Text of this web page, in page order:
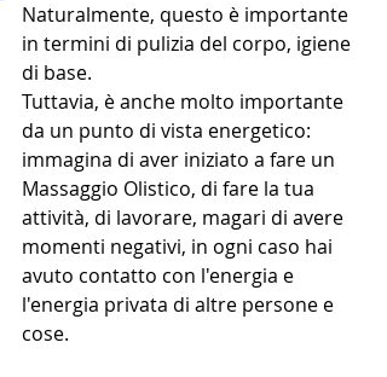
Naturalmente, questo è importante
in termini di pulizia del corpo, igiene
di base.
Tuttavia, è anche molto importante
da un punto di vista energetico:
immagina di aver iniziato a fare un
Massaggio Olistico, di fare la tua
attività, di lavorare, magari di avere
momenti negativi, in ogni caso hai
avuto contatto con l'energia e
l'energia privata di altre persone e
cose.